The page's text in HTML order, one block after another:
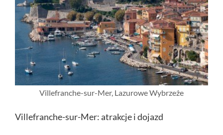
Villefranche-sur-Mer, Lazurowe Wybrzeże
Villefranche-sur-Mer: atrakcje i dojazd